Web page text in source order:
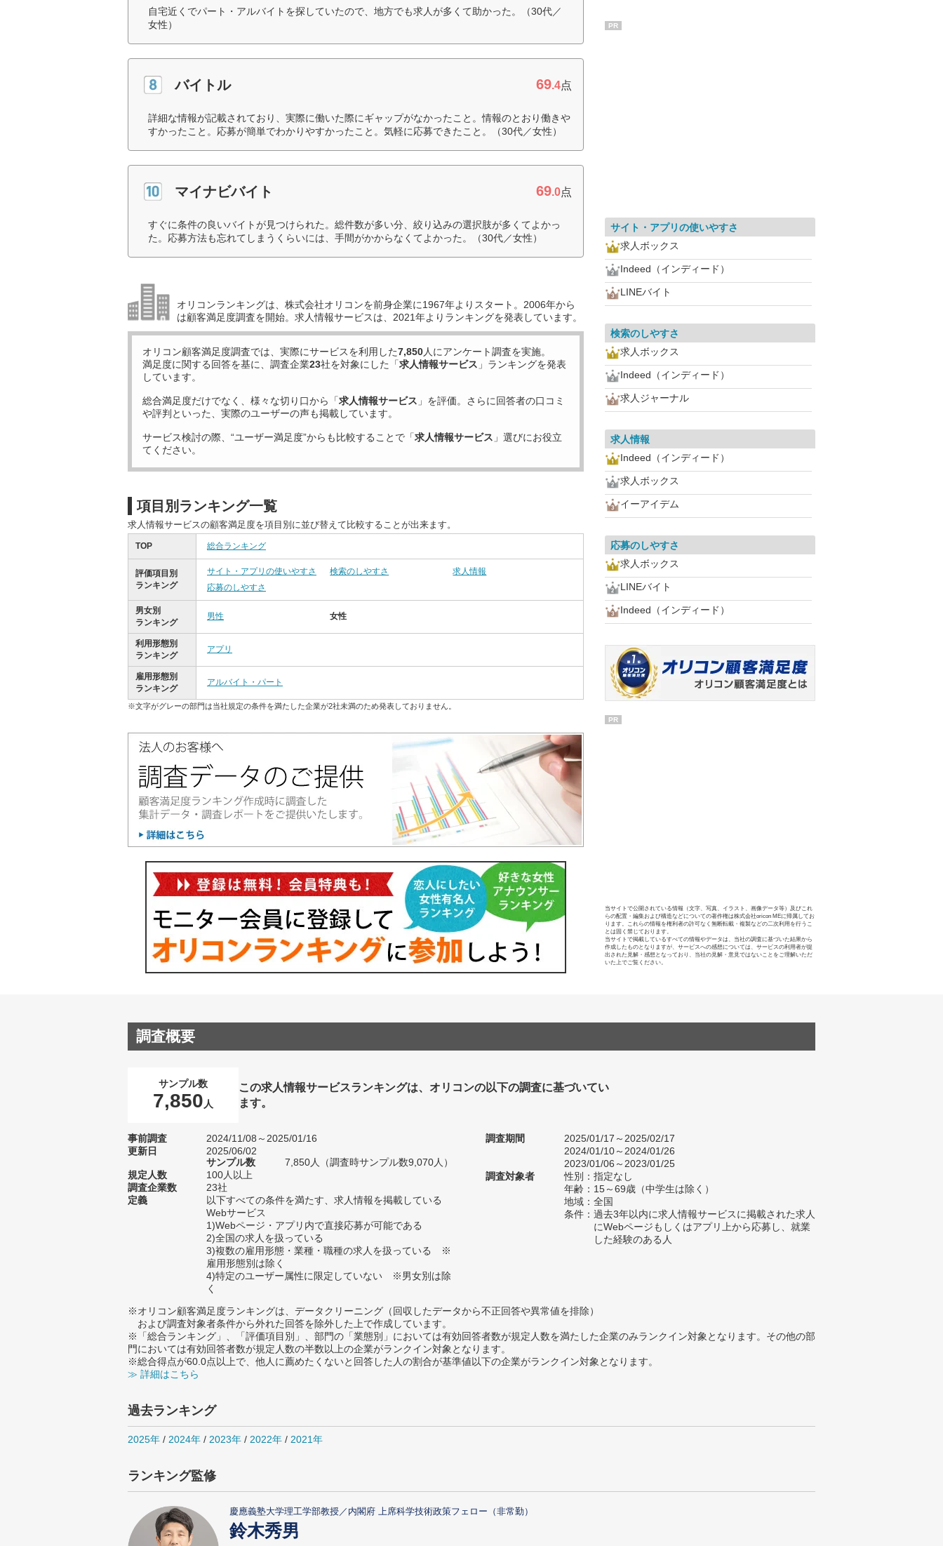
自宅近くでパート・アルバイトを探していたので、地方でも求人が多くて助かった。（30代／
女性）
バイトル 69.4点
詳細な情報が記載されており、実際に働いた際にギャップがなかったこと。情報のとおり働きや
すかったこと。応募が簡単でわかりやすかったこと。気軽に応募できたこと。（30代／女性）
マイナビバイト 69.0点
すぐに条件の良いバイトが見つけられた。総件数が多い分、絞り込みの選択肢が多くてよかっ
た。応募方法も忘れてしまうくらいには、手間がかからなくてよかった。（30代／女性）
オリコンランキングは、株式会社オリコンを前身企業に1967年よりスタート。2006年から
は顧客満足度調査を開始。求人情報サービスは、2021年よりランキングを発表しています。
オリコン顧客満足度調査では、実際にサービスを利用した7,850人にアンケート調査を実施。
満足度に関する回答を基に、調査企業23社を対象にした「求人情報サービス 」ランキングを発表
しています。
総合満足度だけでなく、様々な切り口から「求人情報サービス 」を評価。さらに回答者の口コミ
や評判といった、実際のユーザーの声も掲載しています。
サービス検討の際、“ユーザー満足度”からも比較することで「求人情報サービス 」選びにお役立
てください。
項目別ランキング一覧
求人情報サービスの顧客満足度を項目別に並び替えて比較することが出来ます。
TOP 総合ランキング
評価項目別
ランキング
サイト・アプリの使いやすさ 検索のしやすさ
求人情報
応募のしやすさ
男女別
ランキング
男性 女性
利用形態別
ランキング
アプリ
雇用形態別
ランキング
アルバイト・パート
※文字がグレーの部門は当社規定の条件を満たした企業が2社未満のため発表しておりません。
PR
サイト・アプリの使いやすさ
求人ボックス
Indeed（インディード）
LINEバイト
検索のしやすさ
求人ボックス
Indeed（インディード）
求人ジャーナル
求人情報
Indeed（インディード）
求人ボックス
イーアイデム
応募のしやすさ
求人ボックス
LINEバイト
Indeed（インディード）
PR
当サイトで公開されている情報（文字、写真、イラスト、画像データ等）及びこれ
らの配置・編集および構造などについての著作権は株式会社oricon MEに帰属してお
ります。これらの情報を権利者の許可なく無断転載・複製などの二次利用を行うこ
とは固く禁じております。
当サイトで掲載しているすべての情報やデータは、当社の調査に基づいた結果から
作成したものとなりますが、サービスへの感想については、サービスの利用者が提
出された見解・感想となっており、当社の見解・意見ではないことをご理解いただ
いた上でご覧ください。
調査概要
サンプル数
7,850 人
この求人情報サービスランキングは、オリコンの以下の調査に基づいてい
ます。
事前調査
2024/11/08～2025/01/16
更新日
2025/06/02
サンプル数
7,850人（調査時サンプル数9,070人）
規定人数
100人以上
調査企業数
23社
定義
以下すべての条件を満たす、求人情報を掲載している
Webサービス
1)Webページ・アプリ内で直接応募が可能である
2)全国の求人を扱っている
3)複数の雇用形態・業種・職種の求人を扱っている ※
雇用形態別は除く
4)特定のユーザー属性に限定していない ※男女別は除
く
調査期間
2025/01/17～2025/02/17
2024/01/10～2024/01/26
2023/01/06～2023/01/25
調査対象者
性別：指定なし
年齢：15～69歳（中学生は除く）
地域：全国
条件：過去3年以内に求人情報サービスに掲載された求人
にWebページもしくはアプリ上から応募し、就業
した経験のある人
※オリコン顧客満足度ランキングは、データクリーニング（回収したデータから不正回答や異常値を排除）
および調査対象者条件から外れた回答を除外した上で作成しています。
※「総合ランキング」、「評価項目別」、部門の「業態別」においては有効回答者数が規定人数を満たした企業のみランクイン対象となります。その他の部
門においては有効回答者数が規定人数の半数以上の企業がランクイン対象となります。
※総合得点が60.0点以上で、他人に薦めたくないと回答した人の割合が基準値以下の企業がランクイン対象となります。
≫ 詳細はこちら
過去ランキング
2025年 / 2024年 / 2023年 / 2022年 / 2021年
ランキング監修
慶應義塾大学理工学部教授／内閣府 上席科学技術政策フェロー（非常勤）
鈴木秀男